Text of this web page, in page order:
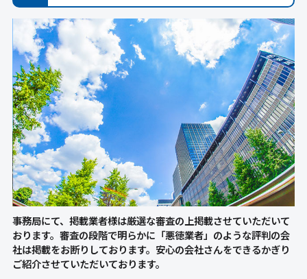
事務局にて、掲載業者様は厳選な審査の上掲載させていただいて
おります。審査の段階で明らかに「悪徳業者」のような評判の会
社は掲載をお断りしております。安心の会社さんをできるかぎり
ご紹介させていただいております。